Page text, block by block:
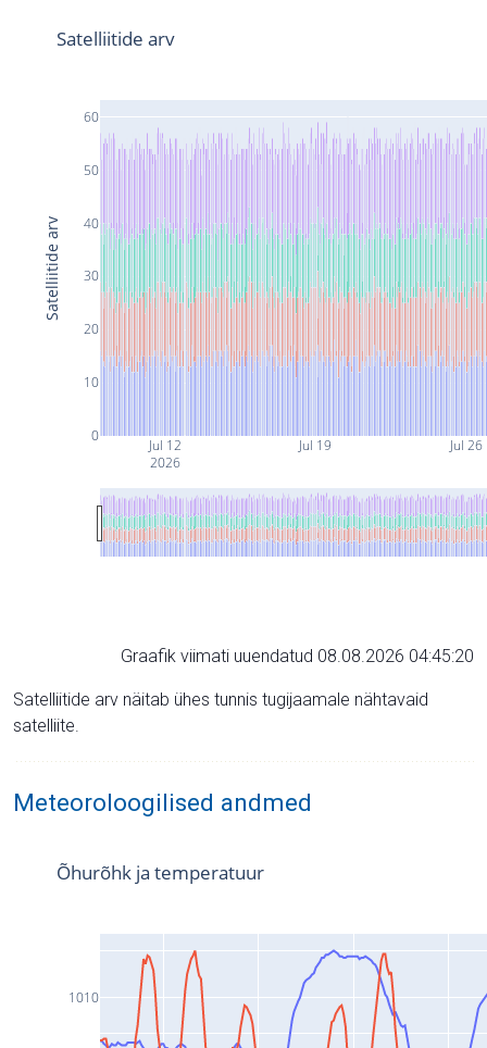
Jul 12
2026
Jul 19 Jul 26
0
10
20
30
40
50
60
Satelliitide arv
Satelliitide arv
Graafik viimati uuendatud 08.08.2026 04:45:20
Satelliitide arv näitab ühes tunnis tugijaamale nähtavaid
satelliite.
Meteoroloogilised andmed
1010
Õhurõhk ja temperatuur